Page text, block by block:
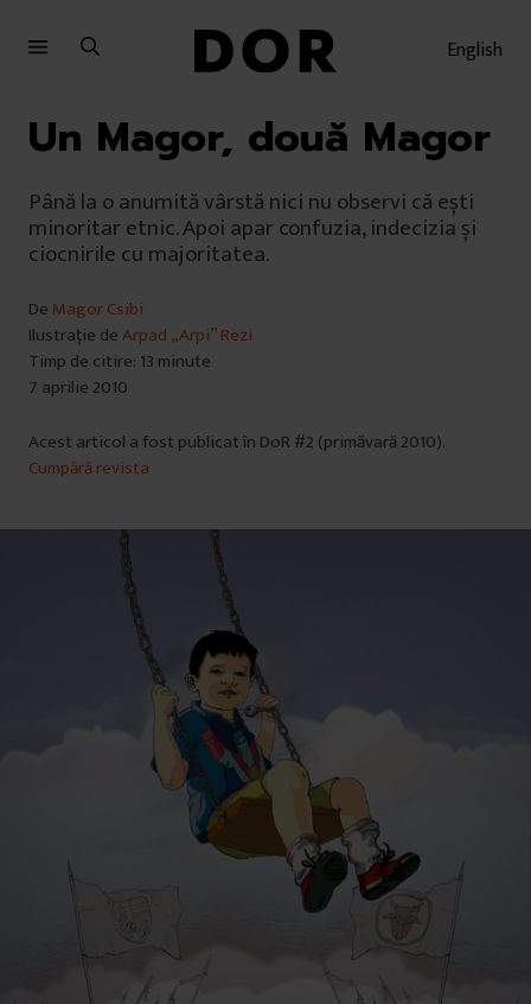
English
Un Magor, două Magor
Până la o anumită vârstă nici nu observi că ești
minoritar etnic. Apoi apar confuzia, indecizia și
ciocnirile cu majoritatea.
De Magor Csibi
Ilustrație deArpad „Arpi” Rezi
Timp de citire: 13 minute
7 aprilie 2010
Acest articol a fost publicat în DoR #2 (primăvară 2010).
Cumpără revista